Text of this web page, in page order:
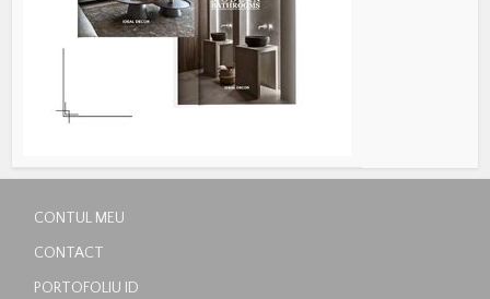
CONTUL MEU
CONTACT
PORTOFOLIU ID